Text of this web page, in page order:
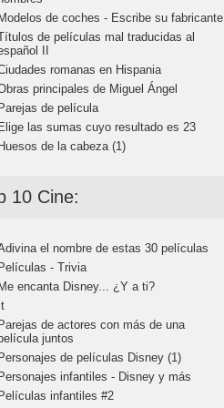
de coches - Escribe su fabricante
de películas mal traducidas al
II
romanas en Hispania
principales de Miguel Ángel
de película
las sumas cuyo resultado es 23
de la cabeza (1)
10 Cine:
el nombre de estas 30 películas
- Trivia
encanta Disney... ¿Y a ti?
de actores con más de una
juntos
de películas Disney (1)
infantiles - Disney y más
infantiles #2